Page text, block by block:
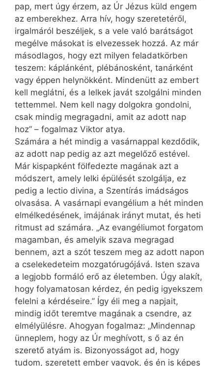
pap, mert úgy érzem, az Úr Jézus küld engem
az emberekhez. Arra hív, hogy szeretetéről,
irgalmáról beszéljek, s a vele való barátságot
megélve másokat is elvezessek hozzá. Az már
másodlagos, hogy ezt milyen feladatkörben
teszem: káplánként, plébánosként, tanárként
vagy éppen helynökként. Mindenütt az embert
kell meglátni, és a lelkek javát szolgálni minden
tettemmel. Nem kell nagy dolgokra gondolni,
csak mindig megragadni, amit az adott nap
hoz” – fogalmaz Viktor atya.
Számára a hét mindig a vasárnappal kezdődik,
az adott nap pedig az azt megelőző estével.
Már kispapként fölfedezte magának azt a
módszert, amely lelki épülését szolgálja, ez
pedig a lectio divina, a Szentírás imádságos
olvasása. A vasárnapi evangélium a hét minden
elmélkedésének, imájának irányt mutat, és heti
ritmust ad számára. „Az evangéliumot forgatom
magamban, és amelyik szava megragad
bennem, azt a szót teszem meg az adott napon
a cselekedeteim mozgatórugójává. Isten szava
a legjobb formáló erő az életemben. Úgy alakít,
hogy folyamatosan kérdez, én pedig igyekszem
felelni a kérdéseire.” Így éli meg a napjait,
mindig időt teremtve magának a csendre, az
elmélyülésre. Ahogyan fogalmaz: „Mindennap
ünneplem, hogy az Úr meghívott, s ő az én
szerető atyám is. Bizonyosságot ad, hogy
tudom, szeretett ember vagyok, és én is képes